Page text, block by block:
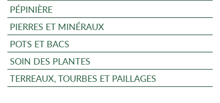
PÉPINIÈRE
PIERRES ET MINÉRAUX
POTS ET BACS
SOIN DES PLANTES
TERREAUX, TOURBES ET PAILLAGES